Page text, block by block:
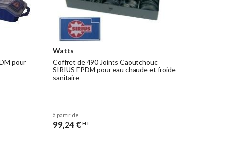
pour
Watts
Coffret de 490 Joints Caoutchouc
SIRIUS EPDM pour eau chaude et froide
sanitaire
à partir de
99,24 €HT